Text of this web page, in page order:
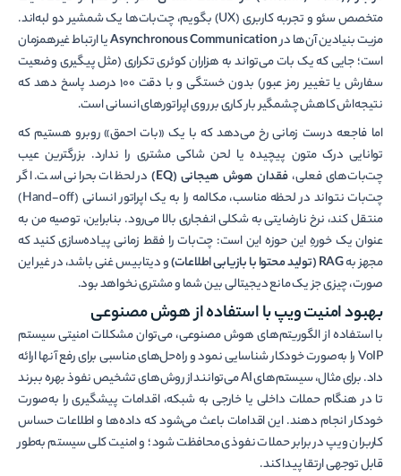
متخصص سئو و تجربه کاربری (UX) بگویم، چت‌بات‌ها یک شمشیر دو لبه‌اند.
مزیت بنیادین آن‌ها درAsynchronous Communicationیا ارتباط غیرهمزمان
است؛ جایی که یک بات می‌تواند به هزاران کوئری تکراری (مثل پیگیری وضعیت
سفارش یا تغییر رمز عبور) بدون خستگی و با دقت ۱۰۰ درصد پاسخ دهد که
نتیجه‌اش کاهش چشمگیر بار کاری بر روی اپراتورهای انسانی است.
اما فاجعه درست زمانی رخ می‌دهد که با یک «بات احمق» روبرو هستیم که
توانایی درک متون پیچیده یا لحن شاکی مشتری را ندارد. بزرگترین عیب
چت‌بات‌های فعلی، فقدان هوش هیجانی (EQ)
در لحظات بحرانی است. اگر
چت‌بات نتواند در لحظه مناسب، مکالمه را به یک اپراتور انسانی (Hand-off)
منتقل کند، نرخ نارضایتی به شکلی انفجاری بالا می‌رود. بنابراین، توصیه من به
عنوان یک خورهِ این حوزه این است: چت‌بات را فقط زمانی پیاده‌سازی کنید که
مجهز بهRAG (تولید محتوا با بازیابی اطلاعات)
و دیتابیس غنی باشد، در غیر این
صورت، چیزی جز یک مانع دیجیتالی بین شما و مشتری نخواهد بود.
بهبود امنیت ویپ با استفاده از هوش مصنوعی
با استفاده از الگوریتم‌های هوش مصنوعی، می‌توان مشکلات امنیتی سیستم
VoIP را به‌صورت خودکار شناسایی نمود و راه‌حل‌های مناسبی برای رفع آن­ها ارائه
داد. برای مثال، سیستم‌های AI می‌توانند از روش‌های تشخیص نفوذ بهره ببرند
تا در هنگام حملات داخلی یا خارجی به شبکه، اقدامات پیشگیری را به‌صورت
خودکار انجام دهند. این اقدامات باعث می‌شود که داده‌ها و اطلاعات حساس
کاربران ویپ در برابر حملات نفوذی محافظت شود؛ و امنیت کلی سیستم به‌طور
قابل توجهی ارتقا پیدا کند.